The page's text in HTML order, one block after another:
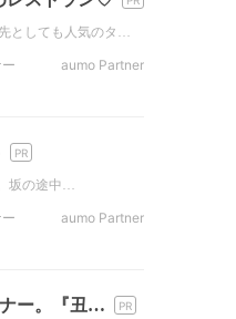
としても人気のタ…
aumo Partner
坂の途中…
aumo Partner
ー。『丑…